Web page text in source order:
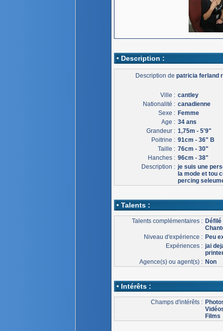
• Description :
Description depatricia ferland
Ville : cantley
Nationalité : canadienne
Sexe : Femme
Age : 34 ans
Grandeur : 1,75m - 5'9"
Poitrine : 91cm - 36" B
Taille : 76cm - 30"
Hanches : 96cm - 38"
Description : je suis une
la mode et tou
percing
• Talents :
Talents complémentaires : Défilé
Niveau d'expérience : Peu
Expériences : jai
Agence(s) ou agent(s) : Non
• Intérêts :
Champs d'intérêts :
Films